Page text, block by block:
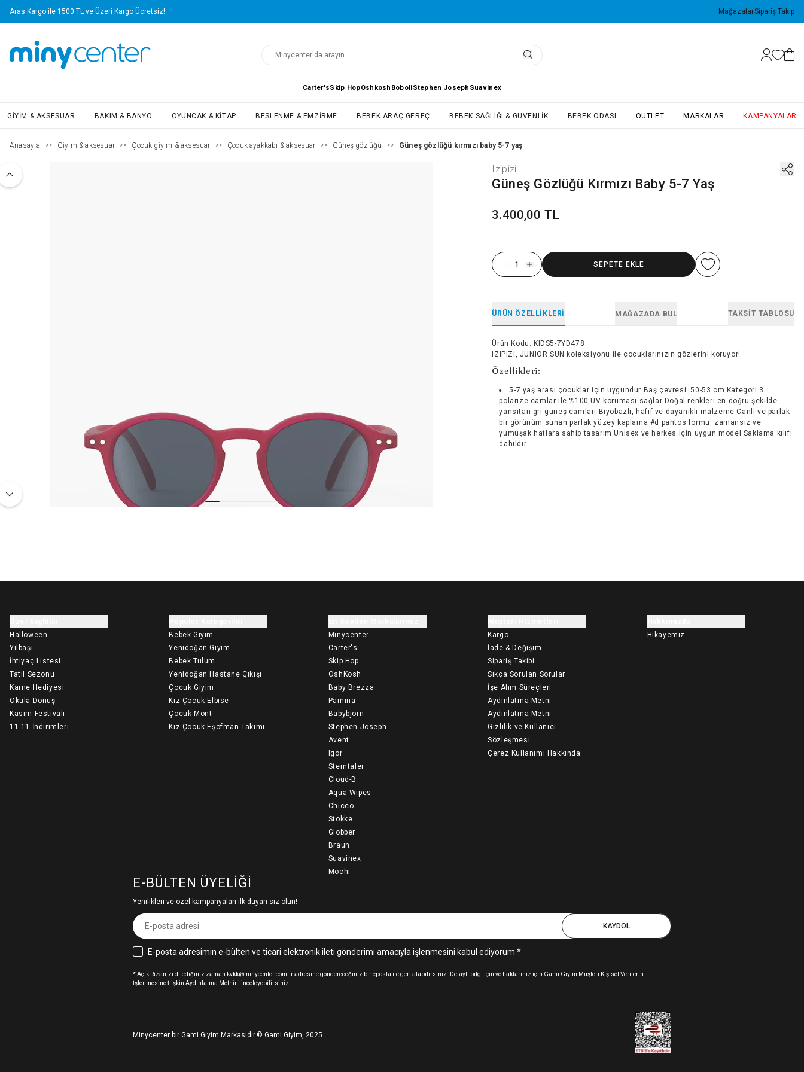
Aras Kargo ile 1500 TL ve Üzeri Kargo Ücretsiz! MağazalarSipariş Takip
Carter'sSkip HopOshkosh BoboliStephen Joseph Suavinex
GIYIM & AKSESUAR BAKIM & BANYO OYUNCAK & KITAP BESLENME & EMZIRME BEBEK ARAÇ GEREÇ BEBEK SAĞLIĞI & GÜVENLIK BEBEK ODASI OUTLET MARKALAR KAMPANYALAR
Anasayfa >> Giyim & aksesuar >> Çocuk giyim & aksesuar >> Çocuk ayakkabı & aksesuar >> Güneş gözlüğü >> Güneş gözlüğü kırmızı baby 5-7 yaş
Izipizi
Güneş Gözlüğü Kırmızı Baby 5-7 Yaş
3.400,00 TL
SEPETE EKLE
ÜRÜN ÖZELLIKLERI MAĞAZADA BUL TAKSIT TABLOSU
Ürün Kodu : KIDS5-7YD478
IZIPIZI, JUNIOR SUN koleksiyonu ile çocuklarınızın gözlerini koruyor!
Özellikleri:
5-7 yaş arası çocuklar için uygundur Baş çevresi: 50-53 cm Kategori 3
polarize camlar ile %100 UV koruması sağlar Doğal renkleri en doğru şekilde
yansıtan gri güneş camları Biyobazlı, hafif ve dayanıklı malzeme Canlı ve parlak
bir görünüm sunan parlak yüzey kaplama #d pantos formu: zamansız ve
yumuşak hatlara sahip tasarım Unisex ve herkes için uygun model Saklama kılıfı
dahildir
Halloween
Yılbaşı
İhtiyaç Listesi
Tatil Sezonu
Karne Hediyesi
Okula Dönüş
Kasım Festivali
11.11 İndirimleri
Bebek Giyim
Yenidoğan Giyim
Bebek Tulum
Yenidoğan Hastane Çıkışı
Çocuk Giyim
Kız Çocuk Elbise
Çocuk Mont
Kız Çocuk Eşofman Takımı
Minycenter
Carter's
Skip Hop
OshKosh
Baby Brezza
Pamina
Babybjörn
Stephen Joseph
Avent
Igor
Sterntaler
Cloud-B
Aqua Wipes
Chicco
Stokke
Globber
Braun
Suavinex
Mochi
Kargo
İade & Değişim
Sipariş Takibi
Sıkça Sorulan Sorular
İşe Alım Süreçleri
Aydınlatma Metni
Aydınlatma Metni
Gizlilik ve Kullanıcı
Sözleşmesi
Çerez Kullanımı Hakkında
Hikayemiz
E-BÜLTEN ÜYELIĞI
Yenilikleri ve özel kampanyaları ilk duyan siz olun!
KAYDOL
E-posta adresimin e-bülten ve ticari elektronik ileti gönderimi amacıyla işlenmesini kabul ediyorum *
* Açık Rızanızı dilediğiniz zaman kvkk@minycenter.com.tr adresine göndereceğiniz bir eposta ile geri alabilirsiniz. Detaylı bilgi için ve haklarınız için Gami Giyim Müşteri Kişisel Verilerin
İşlenmesine İlişkin Aydınlatma Metnini inceleyebilirsiniz.
Minycenter bir Gami Giyim Markasıdır. © Gami Giyim, 2025